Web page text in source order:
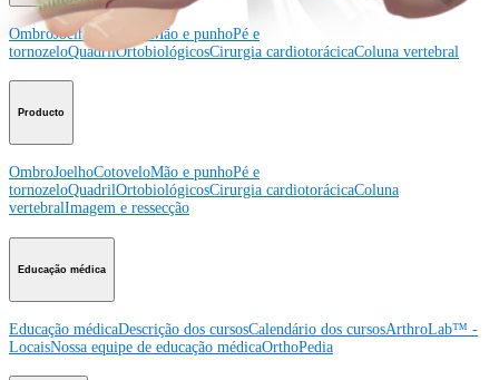
OmbroJoelho Cotovelo Mão e punhoPé e
tornozeloQuadrilOrtobiológicosCirurgia cardiotorácicaColuna vertebral
Producto
OmbroJoelhoCotoveloMão e punhoPé e
tornozeloQuadrilOrtobiológicosCirurgia cardiotorácicaColuna
vertebralImagem e ressecção
Educação médica
Educação médicaDescrição dos cursosCalendário dos cursosArthroLab™ -
LocaisNossa equipe de educação médicaOrthoPedia